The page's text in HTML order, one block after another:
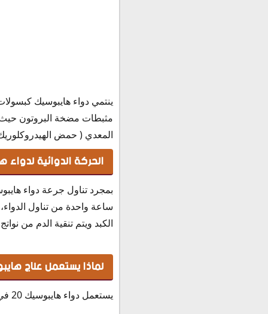
حفظ وتخزين حبوب
مثبطات مضخة البروتون حيث
المعدي ( حمض
الحركة الدوائية
الكبد ويتم تنقية الدم من
لماذا يستعمل علاج
يستعمل دواء هايبوسيك 20 في علاج بعض الحالات المرضية المتعلقة بأمراض الجهاز الهضمي وله فوائد متعددة كالتالي: